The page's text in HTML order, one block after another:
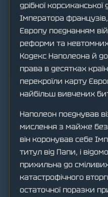
дрібної
Імператора
Європу поєднанням
реформи та
Кодекс Наполеона й
права в десятках
перекроїли карту
найбільш вивчених
Наполеон поєднував
мислення з майже
він коронував себе
титул від Папи, і
прихильна до
катастрофічного
остаточної поразки